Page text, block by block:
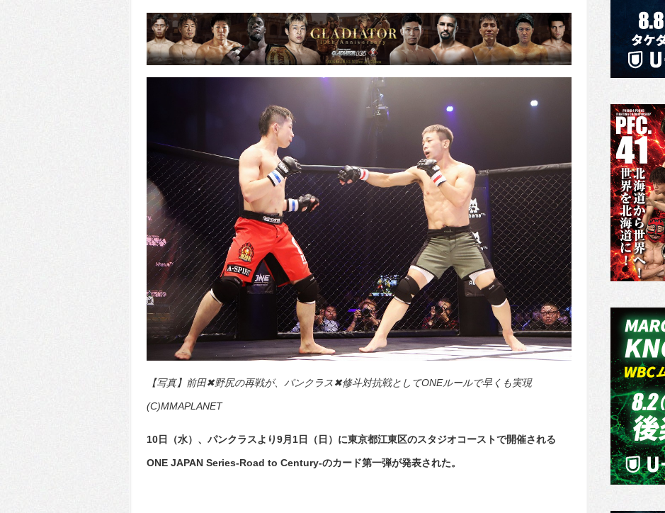
【写真】前田✖野尻の再戦が、パンクラス✖修斗対抗戦としてONEルールで早くも実現
(C)MMAPLANET
10日（水）、パンクラスより9月1日（日）に東京都江東区のスタジオコーストで開催される
ONE JAPAN Series-Road to Century-のカード第一弾が発表された。